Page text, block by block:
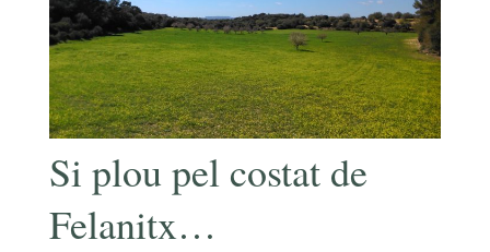
Si plou pel costat de
Felanitx…